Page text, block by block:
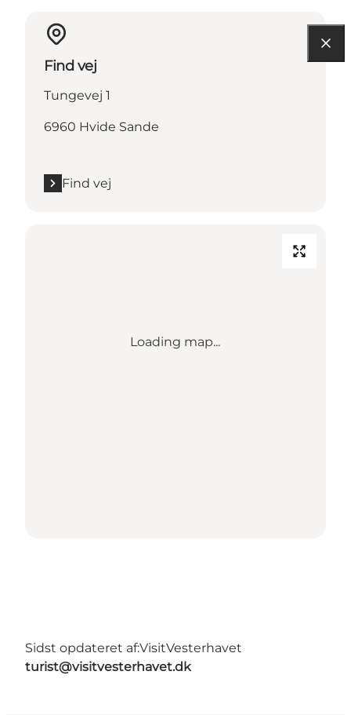
Find vej
Tungevej 1
6960 Hvide Sande
Find vej
Loading map...
Sidst opdateret af:VisitVesterhavet
turist@visitvesterhavet.dk